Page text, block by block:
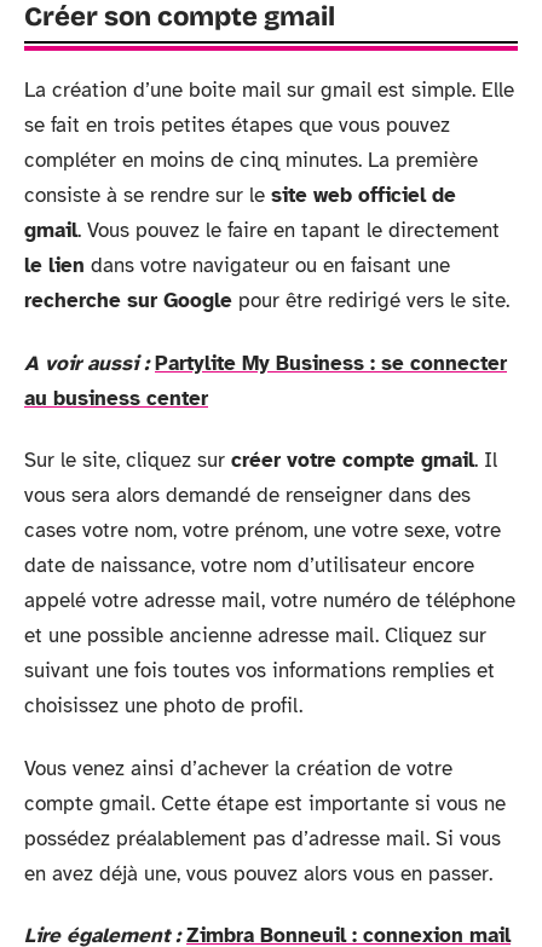
Créer son compte gmail
La création d’une boite mail sur gmail est simple. Elle
se fait en trois petites étapes que vous pouvez
compléter en moins de cinq minutes. La première
consiste à se rendre sur le site web officiel de
gmail. Vous pouvez le faire en tapant le directement
le lien dans votre navigateur ou en faisant une
recherche sur Google pour être redirigé vers le site.
A voir aussi : Partylite My Business : se connecter
au business center
Sur le site, cliquez sur créer votre compte gmail. Il
vous sera alors demandé de renseigner dans des
cases votre nom, votre prénom, une votre sexe, votre
date de naissance, votre nom d’utilisateur encore
appelé votre adresse mail, votre numéro de téléphone
et une possible ancienne adresse mail. Cliquez sur
suivant une fois toutes vos informations remplies et
choisissez une photo de profil.
Vous venez ainsi d’achever la création de votre
compte gmail. Cette étape est importante si vous ne
possédez préalablement pas d’adresse mail. Si vous
en avez déjà une, vous pouvez alors vous en passer.
Lire également : Zimbra Bonneuil : connexion mail